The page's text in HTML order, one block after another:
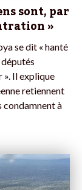
sont, par
»
se dit « hanté
». Il explique
retiennent
condamnent à